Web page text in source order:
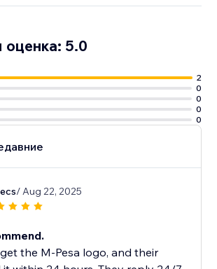
оценка: 5.0
2
0
0
0
0
/ Aug 22, 2025
the M-Pesa logo, and their